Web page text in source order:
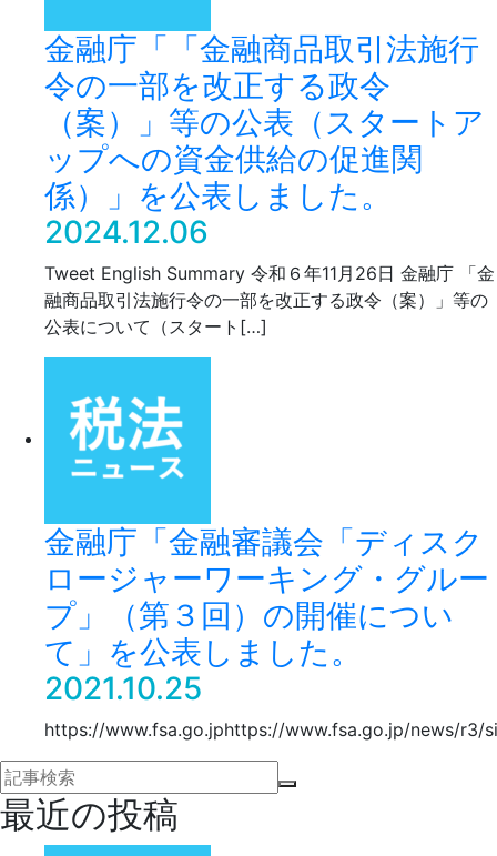
金融庁「「金融商品取引法施行
令の一部を改正する政令
（案）」等の公表（スタートア
ップへの資金供給の促進関
係）」を公表しました。
2024.12.06
Tweet English Summary 令和６年11月26日 金融庁 「金
融商品取引法施行令の一部を改正する政令（案）」等の
公表について（スタート[…]
金融庁「金融審議会「ディスク
ロージャーワーキング・グルー
プ」（第３回）の開催につい
て」を公表しました。
2021.10.25
https://www.fsa.go.jphttps://www.fsa.go.jp/news/r3/
最近の投稿